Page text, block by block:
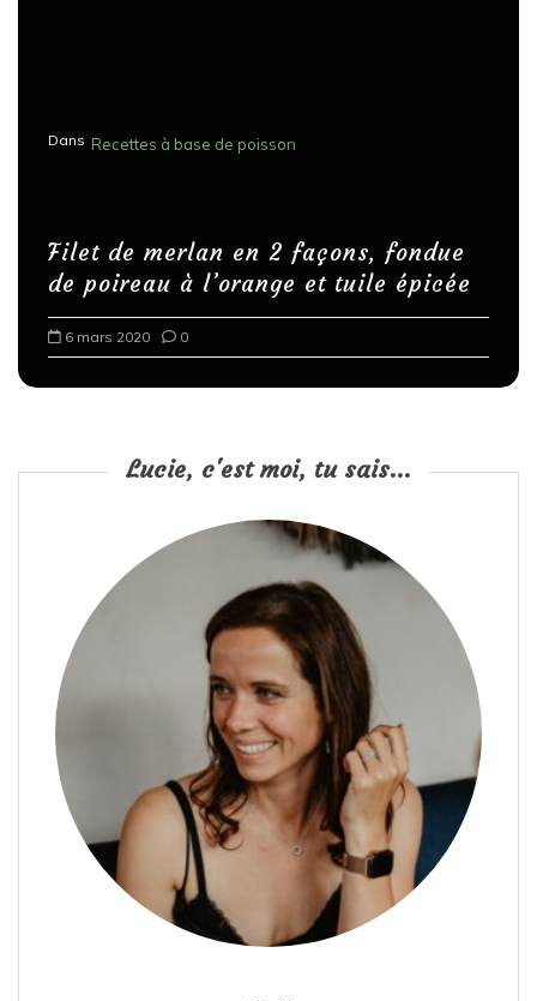
Dans Recettes à base de poisson
Filet de merlan en 2 façons, fondue
de poireau à l’orange et tuile épicée
6 mars 2020 0
Lucie, c'est moi, tu sais...